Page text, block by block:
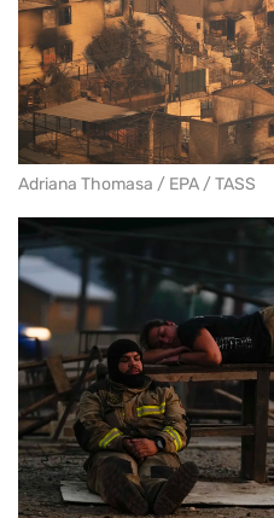
Adriana Thomasa / EPA / TASS